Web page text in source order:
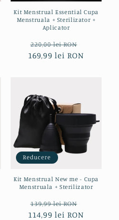
Kit Menstrual Essential Cupa
Menstruala + Sterilizator +
Aplicator
Preț
obișnuit
220,00 lei RON
redus
169,99 lei RON
Reducere
Kit Menstrual New me - Cupa
Menstruala + Sterilizator
Preț
obișnuit
139,99 lei RON
redus
114,99 lei RON